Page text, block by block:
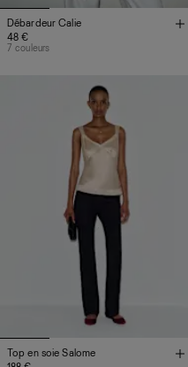
Débardeur Calie
48 €
7 couleurs
Top en soie Salome